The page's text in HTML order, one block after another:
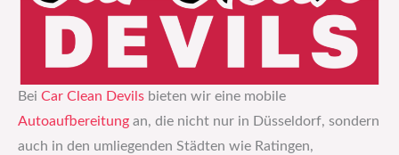
Bei Car Clean Devils bieten wir eine mobile
Autoaufbereitung an, die nicht nur in Düsseldorf, sondern
auch in den umliegenden Städten wie Ratingen,